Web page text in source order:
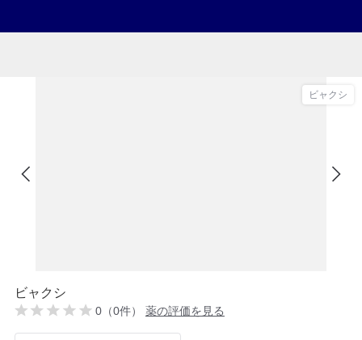
ビャクシ
ビャクシ
0（0件） 薬の評価を見る